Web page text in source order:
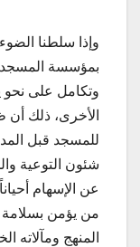
وإذا سلطنا
بمؤسسة
وتكامل على نحو
الأخرى، ذلك أن
للمسجد قبل
شئون التوعية
عن الإسهام
من يؤمن بسلامة
المنهج